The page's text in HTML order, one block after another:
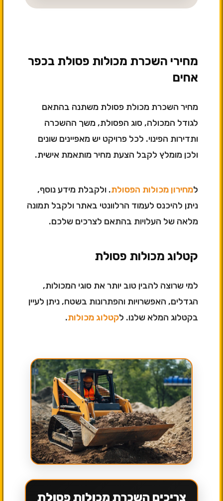
מחירי השכרת מכולות פסולת בכפר
אחים
מחיר השכרת מכולת פסולת משתנה בהתאם
לגודל המכולה, סוג הפסולת, משך ההשכרה
ותדירות הפינוי. לכל פרויקט יש מאפיינים שונים
ולכן מומלץ לקבל הצעת מחיר מותאמת אישית.
למחירון מכולות הפסולת. ולקבלת מידע נוסף,
ניתן להיכנס לעמוד הרלוונטי באתר ולקבל תמונה
מלאה של העלויות בהתאם לצרכים שלכם.
קטלוג מכולות פסולת
למי שרוצה להבין טוב יותר את סוגי המכולות,
הגדלים, האפשרויות והפתרונות בשטח, ניתן לעיין
בקטלוג המלא שלנו. לקטלוג מכולות.
צריכים השכרת מכולות פסולת